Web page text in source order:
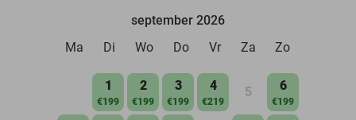
september 2026
Ma
Di Wo Do Vr Za Zo
1
€199
2
€199
3
€199
4
€219
5 6
€199